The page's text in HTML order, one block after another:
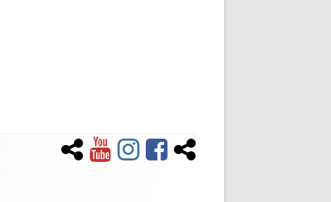
NewsletterYouTubeInstagramFacebookTiktok